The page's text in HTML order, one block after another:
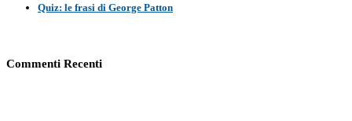
Quiz: le frasi di George Patton
Commenti Recenti